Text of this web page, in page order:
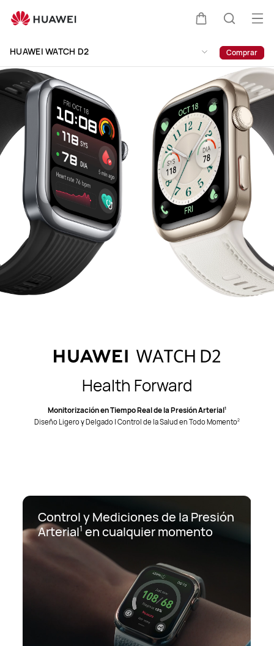
WATCH
HUAWEI WATCH D2 Comprar
Health Forward
Monitorización en Tiempo Real de la Presión Arterial1
Diseño Ligero y Delgado | Control de la Salud en Todo Momento2
Control y Mediciones de la Presión
Arterial1 en cualquier momento